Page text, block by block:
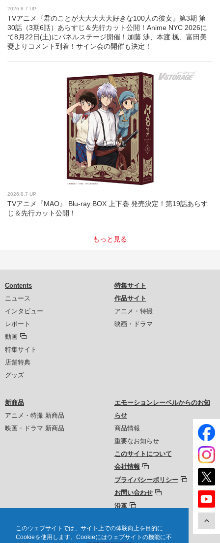
このウェブサイトでは、サイト上での体験向上を目的に
Cookieを使用します。Cookieにはウェブサイトの機能に不
2026.8.7 UP
TVアニメ『君のことが大大大大大好きな100人の彼女』第3期 第
30話（3期6話）あらすじ＆先行カット公開！Anime NYC 2026に
て8月22日(土)にパネルステージ開催！加藤 渉、本渡 楓、富田美
憂よりコメント到着！サイン会の開催も決定！
2026.8.7 UP
TVアニメ『MAO』 Blu-ray BOX 上下巻 発売決定！第19話あらす
じ＆先行カット公開！
もっと見る
Contents
ニュース
インタビュー
レポート
動画
特集サイト
店舗特典
グッズ
特集サイト
作品サイト
アニメ・特撮
映画・ドラマ
新商品
アニメ・特撮 新商品
映画・ドラマ 新商品
エモーションレーベルからのお知
らせ
商品情報
重要なお知らせ
このサイトについて
会社情報
プライバシーポリシー
お問い合わせ
沿革